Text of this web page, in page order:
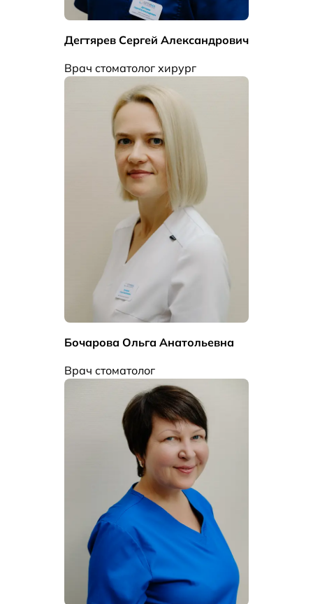
Дегтярев Сергей Александрович
Врач стоматолог хирург
Бочарова Ольга Анатольевна
Врач стоматолог